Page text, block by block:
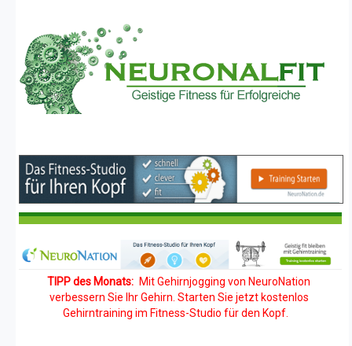
TIPP des Monats: Mit Gehirnjogging von NeuroNation
verbessern Sie Ihr Gehirn. Starten Sie jetzt kostenlos
Gehirntraining im Fitness-Studio für den Kopf.